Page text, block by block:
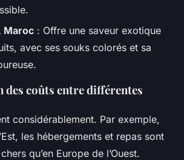
Maroc : Offre une saveur exotique
avec ses souks colorés et sa
des coûts entre différentes
considérablement. Par exemple,
les hébergements et repas sont
qu’en Europe de l’Ouest.